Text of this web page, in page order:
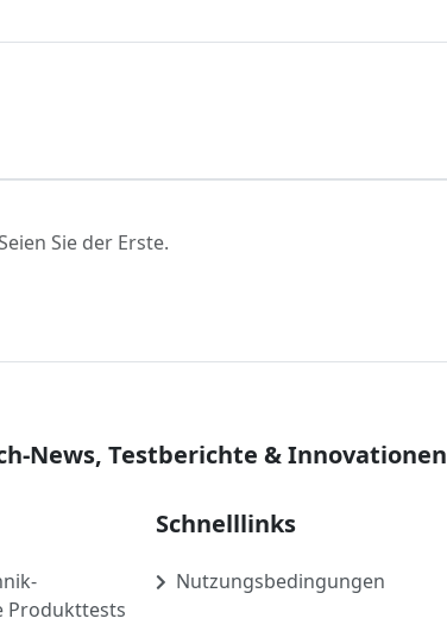
Sie der Erste.
News, Testberichte & Innovationen
Produkttests
Schnelllinks
Nutzungsbedingungen